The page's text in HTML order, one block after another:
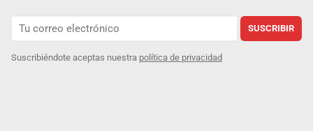
SUSCRIBIR
Suscribiéndote aceptas nuestra política de privacidad